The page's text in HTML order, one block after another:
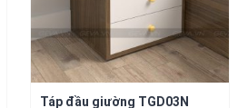
Táp đầu giường TGD03N